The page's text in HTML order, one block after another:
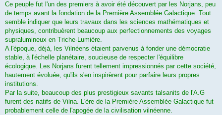
Ce peuple fut l'un des premiers à avoir été découvert par les Norjans, peu
de temps avant la fondation de la Première Assemblée Galactique. Tout
semble indiquer que leurs travaux dans les sciences mathématiques et
physiques, contribuèrent beaucoup aux perfectionnements des voyages
supralumineux en Triche-Lumière.
A l'époque, déjà, les Vilnéens étaient parvenus à fonder une démocratie
stable, à l'échelle planétaire, soucieuse de respecter l'équilibre
écologique. Les Norjans furent tellement impressionnés par cette société,
hautement évoluée, qu'ils s'en inspirèrent pour parfaire leurs propres
institutions.
Par la suite, beaucoup des plus prestigieux savants talsanits de l'A.G
furent des natifs de Vilna. L'ère de la Première Assemblée Galactique fut
probablement celle de l'apogée de la civilisation vilnéenne.